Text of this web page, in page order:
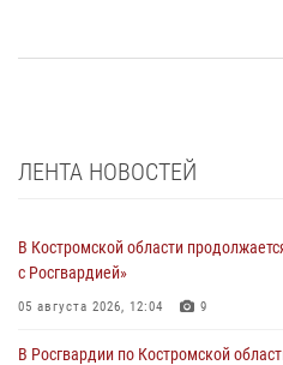
ЛЕНТА НОВОСТЕЙ
В Костромской области
с Росгвардией»
05 августа 2026, 12:04 9
В Росгвардии по Костромской